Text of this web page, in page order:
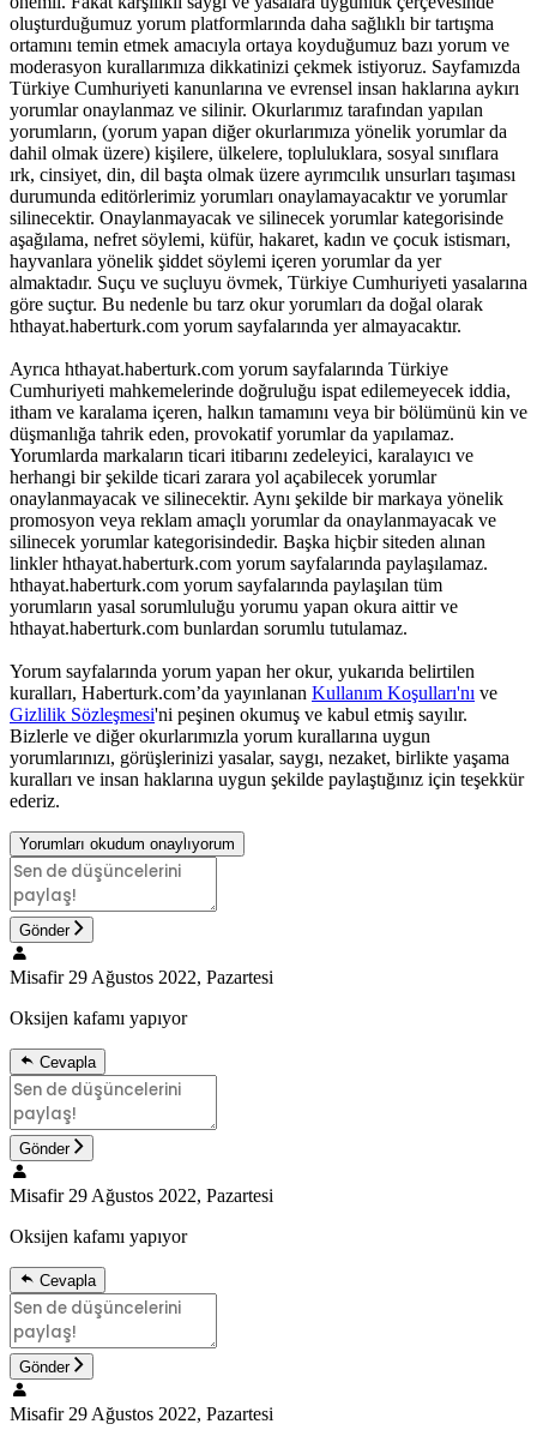
oluşturduğumuz yorum platformlarında daha sağlıklı bir tartışma
ortamını temin etmek amacıyla ortaya koyduğumuz bazı yorum ve
moderasyon kurallarımıza dikkatinizi çekmek istiyoruz. Sayfamızda
Türkiye Cumhuriyeti kanunlarına ve evrensel insan haklarına aykırı
yorumlar onaylanmaz ve silinir. Okurlarımız tarafından yapılan
yorumların, (yorum yapan diğer okurlarımıza yönelik yorumlar da
dahil olmak üzere) kişilere, ülkelere, topluluklara, sosyal sınıflara
ırk, cinsiyet, din, dil başta olmak üzere ayrımcılık unsurları taşıması
durumunda editörlerimiz yorumları onaylamayacaktır ve yorumlar
silinecektir. Onaylanmayacak ve silinecek yorumlar kategorisinde
aşağılama, nefret söylemi, küfür, hakaret, kadın ve çocuk istismarı,
hayvanlara yönelik şiddet söylemi içeren yorumlar da yer
almaktadır. Suçu ve suçluyu övmek, Türkiye Cumhuriyeti yasalarına
göre suçtur. Bu nedenle bu tarz okur yorumları da doğal olarak
hthayat.haberturk.com yorum sayfalarında yer almayacaktır.
Ayrıca hthayat.haberturk.com yorum sayfalarında Türkiye
Cumhuriyeti mahkemelerinde doğruluğu ispat edilemeyecek iddia,
itham ve karalama içeren, halkın tamamını veya bir bölümünü kin ve
düşmanlığa tahrik eden, provokatif yorumlar da yapılamaz.
Yorumlarda markaların ticari itibarını zedeleyici, karalayıcı ve
herhangi bir şekilde ticari zarara yol açabilecek yorumlar
onaylanmayacak ve silinecektir. Aynı şekilde bir markaya yönelik
promosyon veya reklam amaçlı yorumlar da onaylanmayacak ve
silinecek yorumlar kategorisindedir. Başka hiçbir siteden alınan
linkler hthayat.haberturk.com yorum sayfalarında paylaşılamaz.
hthayat.haberturk.com yorum sayfalarında paylaşılan tüm
yorumların yasal sorumluluğu yorumu yapan okura aittir ve
hthayat.haberturk.com bunlardan sorumlu tutulamaz.
Yorum sayfalarında yorum yapan her okur, yukarıda belirtilen
kuralları, Haberturk.com’da yayınlanan Kullanım Koşulları'nı ve
Gizlilik Sözleşmesi'ni peşinen okumuş ve kabul etmiş sayılır.
Bizlerle ve diğer okurlarımızla yorum kurallarına uygun
yorumlarınızı, görüşlerinizi yasalar, saygı, nezaket, birlikte yaşama
kuralları ve insan haklarına uygun şekilde paylaştığınız için teşekkür
ederiz.
Yorumları okudum onaylıyorum
Gönder
Misafir 29 Ağustos 2022, Pazartesi
Oksijen kafamı yapıyor
Cevapla
Gönder
Misafir 29 Ağustos 2022, Pazartesi
Oksijen kafamı yapıyor
Cevapla
Gönder
Misafir 29 Ağustos 2022, Pazartesi